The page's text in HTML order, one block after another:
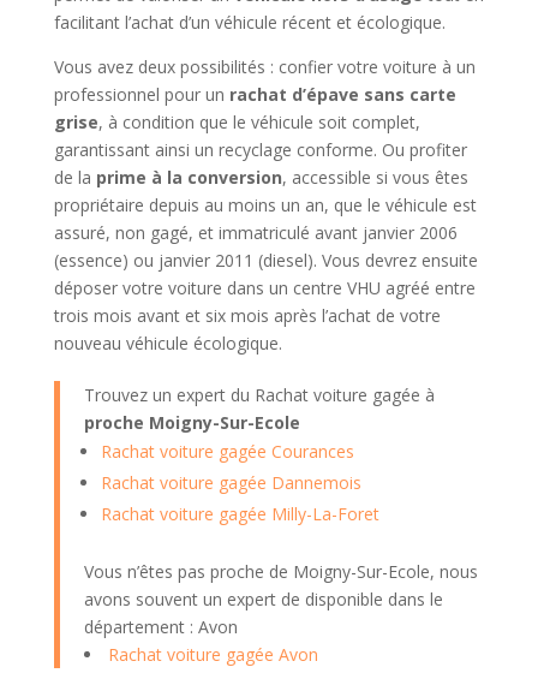
facilitant l’achat d’un véhicule récent et écologique.
Vous avez deux possibilités : confier votre voiture à un
professionnel pour un rachat d’épave sans carte
grise, à condition que le véhicule soit complet,
garantissant ainsi un recyclage conforme. Ou profiter
de la prime à la conversion, accessible si vous êtes
propriétaire depuis au moins un an, que le véhicule est
assuré, non gagé, et immatriculé avant janvier 2006
(essence) ou janvier 2011 (diesel). Vous devrez ensuite
déposer votre voiture dans un centre VHU agréé entre
trois mois avant et six mois après l’achat de votre
nouveau véhicule écologique.
Trouvez un expert du Rachat voiture gagée à
proche Moigny-Sur-Ecole
Rachat voiture gagée Courances
Rachat voiture gagée Dannemois
Rachat voiture gagée Milly-La-Foret
Vous n’êtes pas proche de Moigny-Sur-Ecole, nous
avons souvent un expert de disponible dans le
département : Avon
Rachat voiture gagée Avon